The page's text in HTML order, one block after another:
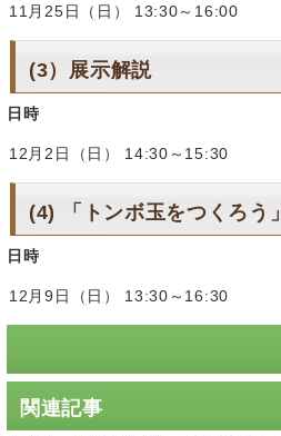
11月25日（日） 13:30～16:00
(3）展示解説
日時
12月2日（日） 14:30～15:30
(4) 「トンボ玉をつくろう」
日時
12月9日（日） 13:30～16:30
関連記事